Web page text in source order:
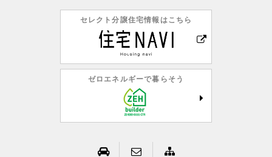
セレクト分譲住宅情報はこちら
ゼロエネルギーで暮らそう